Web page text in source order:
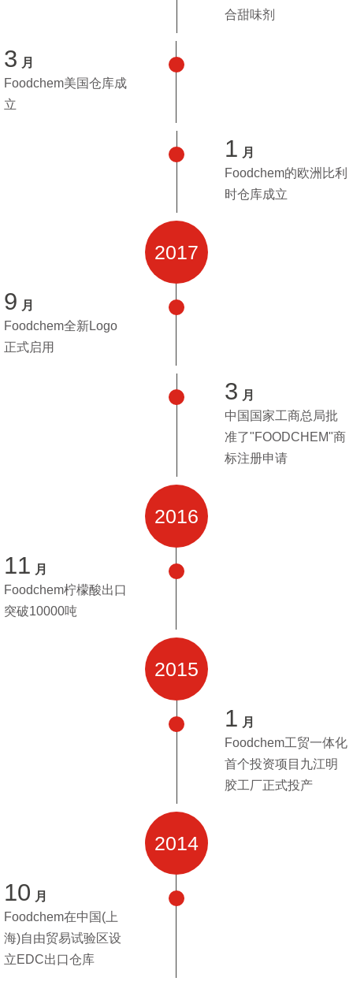
合甜味剂
3 月
Foodchem美国仓库成
立
1 月
Foodchem的欧洲比利
时仓库成立
2017
9 月
Foodchem全新Logo
正式启用
3 月
中国国家工商总局批
准了"FOODCHEM"商
标注册申请
2016
11 月
Foodchem柠檬酸出口
突破10000吨
2015
1 月
Foodchem工贸一体化
首个投资项目九江明
胶工厂正式投产
2014
10 月
Foodchem在中国(上
海)自由贸易试验区设
立EDC出口仓库